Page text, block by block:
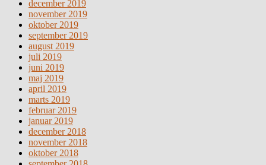
december 2019
november 2019
oktober 2019
september 2019
august 2019
juli 2019
juni 2019
maj 2019
april 2019
marts 2019
februar 2019
januar 2019
december 2018
november 2018
oktober 2018